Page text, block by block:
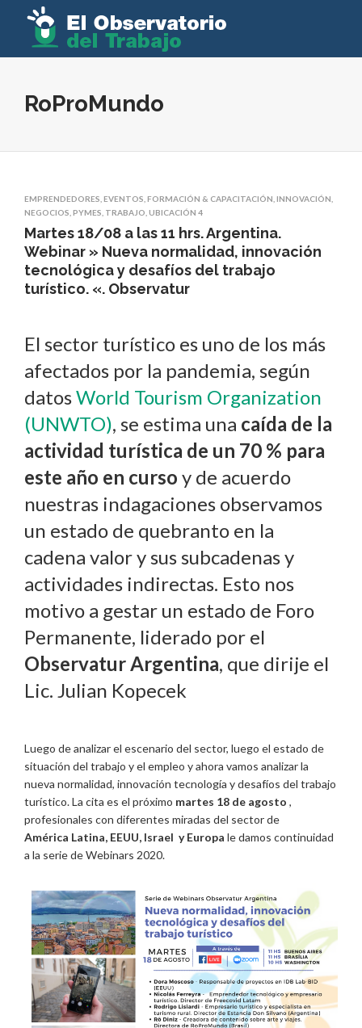
RoProMundo
EMPRENDEDORES EVENTOS FORMACIÓN & CAPACITACIÓN INNOVACIÓN
NEGOCIOS PYMES TRABAJO UBICACIÓN 4
Martes 18/08 a las 11 hrs. Argentina.
Webinar » Nueva normalidad, innovación
tecnológica y desafíos del trabajo
turístico. «. Observatur
El sector turístico es uno de los más
afectados por la pandemia, según
datosWorld Tourism Organization
(UNWTO), se estima una caída de la
actividad turística de un 70 % para
este año en curso y de acuerdo
nuestras indagaciones observamos
un estado de quebranto en la
cadena valor y sus subcadenas y
actividades indirectas. Esto nos
motivo a gestar un estado de Foro
Permanente, liderado por el
Observatur Argentina, que dirije el
Lic. Julian Kopecek
Luego de analizar el escenario del sector, luego el estado de
situación del trabajo y el empleo y ahora vamos analizar la
nueva normalidad, innovación tecnología y desafíos del trabajo
turístico. La cita es el próximo martes 18 de agosto ,
profesionales con diferentes miradas del sector de
América Latina, EEUU, Israel y Europa le damos continuidad
a la serie de Webinars 2020.